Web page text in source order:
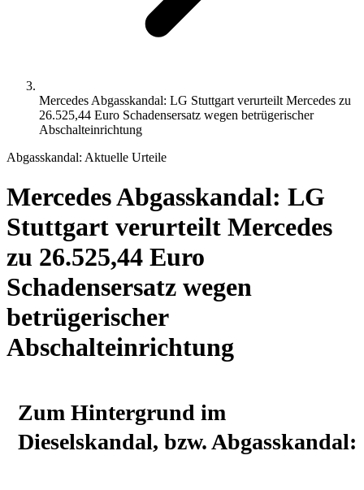
Mercedes Abgasskandal: LG Stuttgart verurteilt Mercedes zu
26.525,44 Euro Schadensersatz wegen betrügerischer
Abschalteinrichtung
Abgasskandal: Aktuelle Urteile
Mercedes Abgasskandal: LG
Stuttgart verurteilt Mercedes
zu 26.525,44 Euro
Schadensersatz wegen
betrügerischer
Abschalteinrichtung
Zum Hintergrund im
Dieselskandal, bzw. Abgasskandal: